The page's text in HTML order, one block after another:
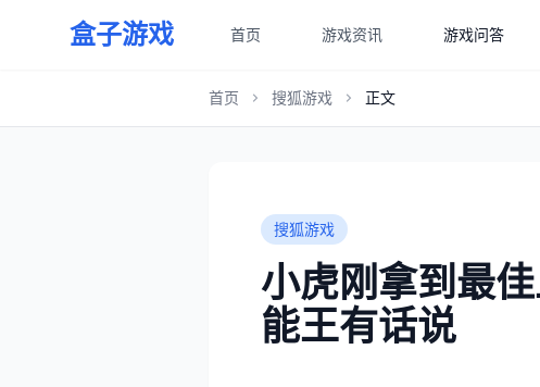
盒子游戏 首页 游戏资讯 游戏问答
首页 搜狐游戏 正文
搜狐游戏
小虎刚拿到最
能王有话说